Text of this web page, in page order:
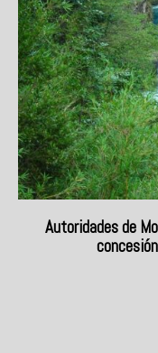
Autoridades de